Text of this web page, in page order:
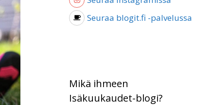
Seuraa blogit.fi -palvelussa
Mikä ihmeen
Isäkuukaudet-blogi?